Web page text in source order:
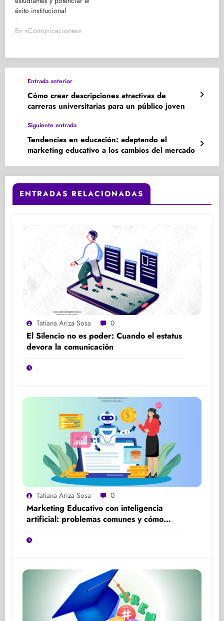
éxito institucional
.
En «Comunicaciones»
Entrada anterior
Cómo crear descripciones atractivas de
carreras universitarias para un público joven
Siguiente entrada
Tendencias en educación: adaptando el
marketing educativo a los cambios del mercado
ENTRADAS RELACIONADAS
Tatiana Ariza Sosa 0
El Silencio no es poder: Cuando el estatus
devora la comunicación
.
Tatiana Ariza Sosa 0
Marketing Educativo con inteligencia
artificial: problemas comunes y cómo
solucionarlos
.